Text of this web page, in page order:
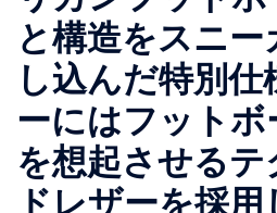
と構造をスニー
し込んだ特別
ーにはフット
を想起させる
ドレザーを採